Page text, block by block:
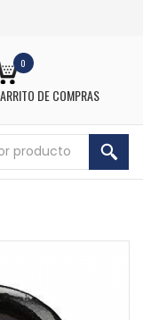
0
DE COMPRAS